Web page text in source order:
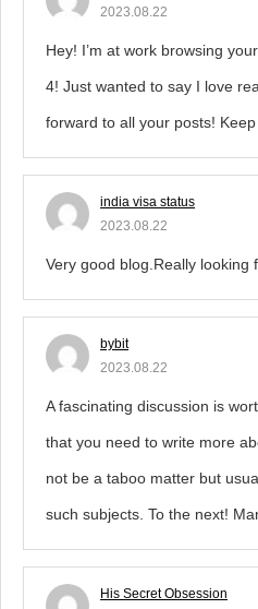
2023.08.22
Hey! I’m at work browsing
4! Just wanted to say I love
forward to all your posts!
india visa status
2023.08.22
Very good blog.Really looking
bybit
2023.08.22
A fascinating discussion is
that you need to write more
not be a taboo matter but
such subjects. To the next!
His Secret Obsession